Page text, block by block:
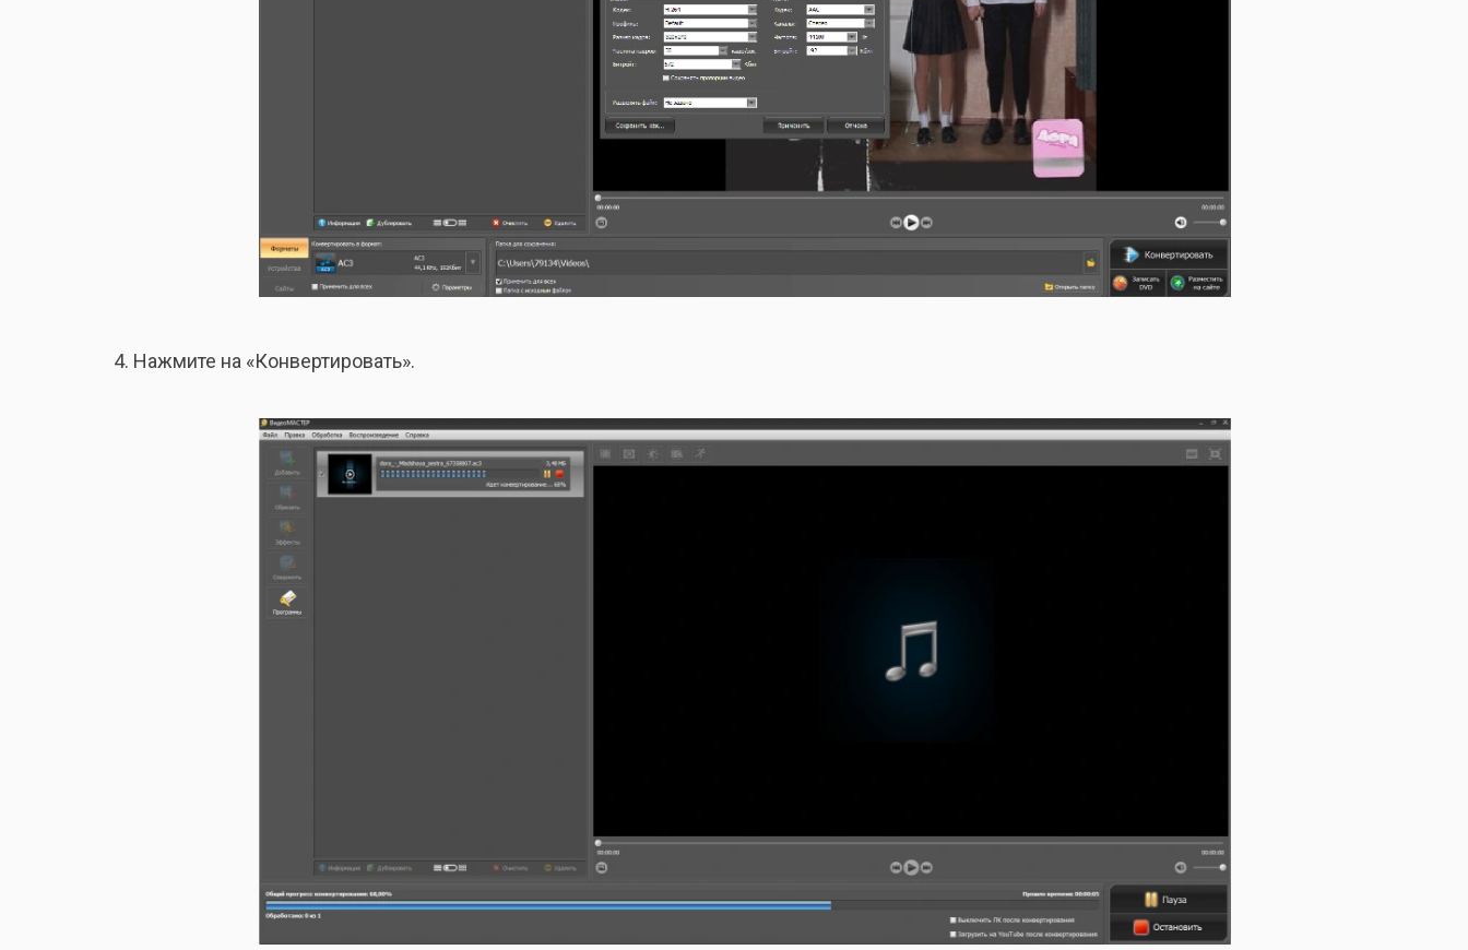
Нажмите на «Конвертировать».